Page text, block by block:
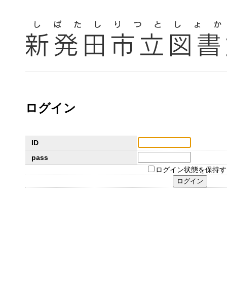
ログイン
ID
pass
ログイン状態を保持